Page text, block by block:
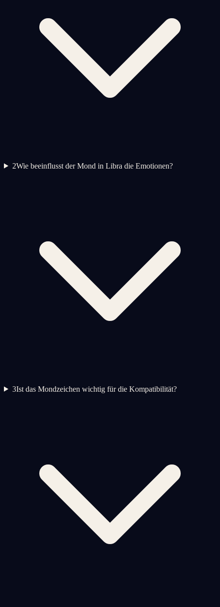
2Wie beeinflusst der Mond in Libra die Emotionen?
3Ist das Mondzeichen wichtig für die Kompatibilität?